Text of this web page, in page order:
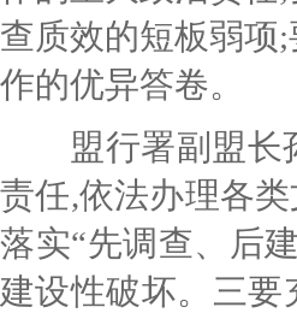
查质效的短板弱项
作的优异答卷。
盟行署副盟长孙
责任,依法办理各
落实“先调查、后
建设性破坏。三